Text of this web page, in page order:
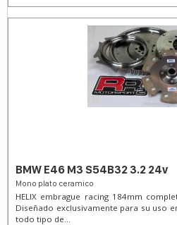
BMW E46 M3 S54B32 3.2 24v
Mono plato ceramico
HELIX embrague racing 184mm
Diseñado exclusivamente para su uso
todo tipo de...